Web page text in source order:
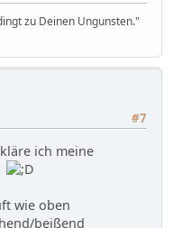
zu Deinen Ungunsten."
#7
ich meine
wie oben
beißend